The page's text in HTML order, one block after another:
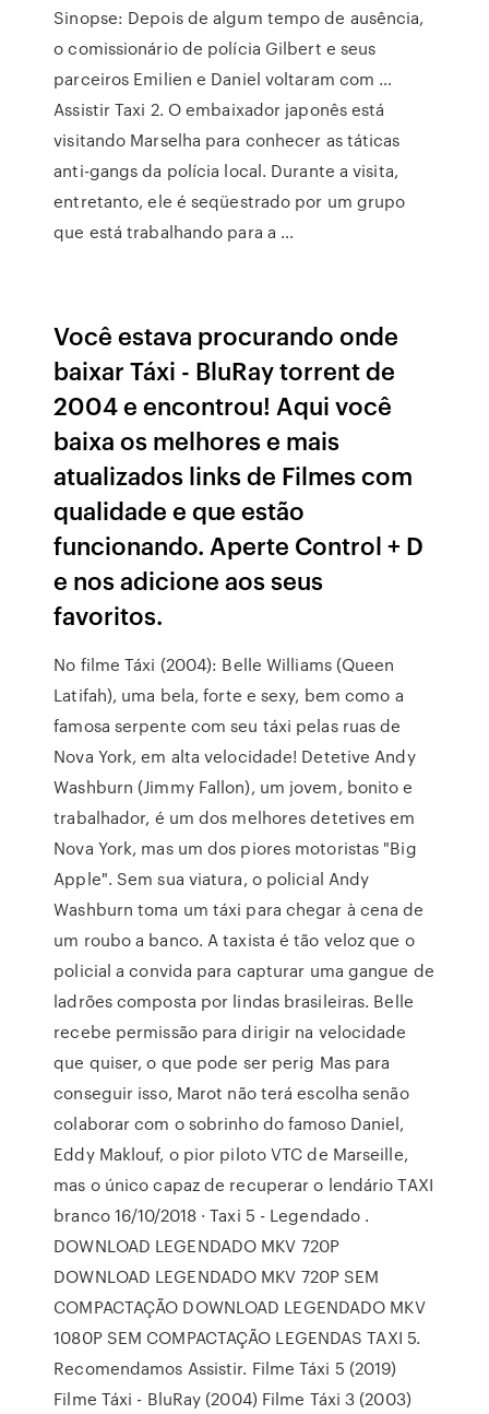
Sinopse: Depois de algum tempo de ausência,
o comissionário de polícia Gilbert e seus
parceiros Emilien e Daniel voltaram com …
Assistir Taxi 2. O embaixador japonês está
visitando Marselha para conhecer as táticas
anti-gangs da polícia local. Durante a visita,
entretanto, ele é seqüestrado por um grupo
que está trabalhando para a …
Você estava procurando onde
baixar Táxi - BluRay torrent de
2004 e encontrou! Aqui você
baixa os melhores e mais
atualizados links de Filmes com
qualidade e que estão
funcionando. Aperte Control + D
e nos adicione aos seus
favoritos.
No filme Táxi (2004): Belle Williams (Queen
Latifah), uma bela, forte e sexy, bem como a
famosa serpente com seu táxi pelas ruas de
Nova York, em alta velocidade! Detetive Andy
Washburn (Jimmy Fallon), um jovem, bonito e
trabalhador, é um dos melhores detetives em
Nova York, mas um dos piores motoristas "Big
Apple". Sem sua viatura, o policial Andy
Washburn toma um táxi para chegar à cena de
um roubo a banco. A taxista é tão veloz que o
policial a convida para capturar uma gangue de
ladrões composta por lindas brasileiras. Belle
recebe permissão para dirigir na velocidade
que quiser, o que pode ser perig Mas para
conseguir isso, Marot não terá escolha senão
colaborar com o sobrinho do famoso Daniel,
Eddy Maklouf, o pior piloto VTC de Marseille,
mas o único capaz de recuperar o lendário TAXI
branco 16/10/2018 · Taxi 5 - Legendado .
DOWNLOAD LEGENDADO MKV 720P
DOWNLOAD LEGENDADO MKV 720P SEM
COMPACTAÇÃO DOWNLOAD LEGENDADO MKV
1080P SEM COMPACTAÇÃO LEGENDAS TAXI 5.
Recomendamos Assistir. Filme Táxi 5 (2019)
Filme Táxi - BluRay (2004) Filme Táxi 3 (2003)